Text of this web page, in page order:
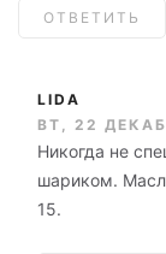
ОТВЕТИТЬ
LIDA
ВТ, 22
Никогда не
шариком.
15.